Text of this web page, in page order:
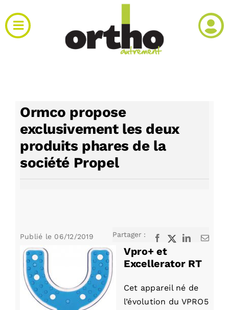
au
contenu
Toggle
Navigation
Produits
Agenda
Ormco propose
exclusivement les deux
produits phares de la
société Propel
Publié le 06/12/2019 Partager : Facebook
X LinkedInEmail
Vpro+ et
Excellerator RT
Cet appareil né de
l’évolution du VPRO5